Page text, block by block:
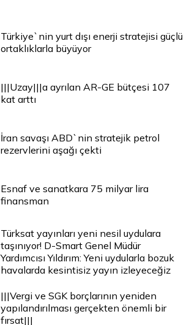
Türkiye`nin yurt dışı enerji stratejisi güçlü
ortaklıklarla büyüyor
|||Uzay|||a ayrılan AR-GE bütçesi 107
kat arttı
İran savaşı ABD`nin stratejik petrol
rezervlerini aşağı çekti
Esnaf ve sanatkara 75 milyar lira
finansman
Türksat yayınları yeni nesil uydulara
taşınıyor! D-Smart Genel Müdür
Yardımcısı Yıldırım: Yeni uydularla bozuk
havalarda kesintisiz yayın izleyeceğiz
|||Vergi ve SGK borçlarının yeniden
yapılandırılması gerçekten önemli bir
fırsat|||